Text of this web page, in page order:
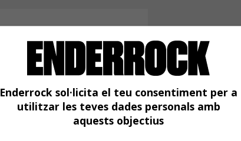
Enderrock sol·licita el teu consentiment per a
utilitzar les teves dades personals amb
aquests objectius